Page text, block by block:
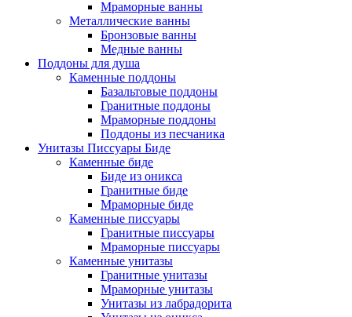
Мраморные ванны
Металлические ванны
Бронзовые ванны
Медные ванны
Поддоны для душа
Каменные поддоны
Базальтовые поддоны
Гранитные поддоны
Мраморные поддоны
Поддоны из песчаника
Унитазы Писсуары Биде
Каменные биде
Биде из оникса
Гранитные биде
Мраморные биде
Каменные писсуары
Гранитные писсуары
Мраморные писсуары
Каменные унитазы
Гранитные унитазы
Мраморные унитазы
Унитазы из лабрадорита